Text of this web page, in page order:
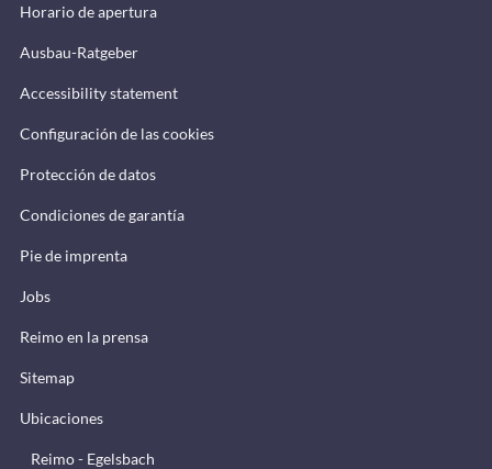
Horario de apertura
Ausbau-Ratgeber
Accessibility statement
Configuración de las cookies
Protección de datos
Condiciones de garantía
Pie de imprenta
Jobs
Reimo en la prensa
Sitemap
Ubicaciones
Reimo - Egelsbach